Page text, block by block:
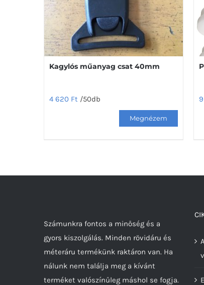
Kagylós műanyag csat 40mm
4 620 Ft /50db
Számunkra fontos a minőség és a
gyors kiszolgálás. Minden rövidáru és
méteráru termékünk raktáron van. Ha
nálunk nem találja meg a kívánt
terméket valószínűleg máshol se fogja.